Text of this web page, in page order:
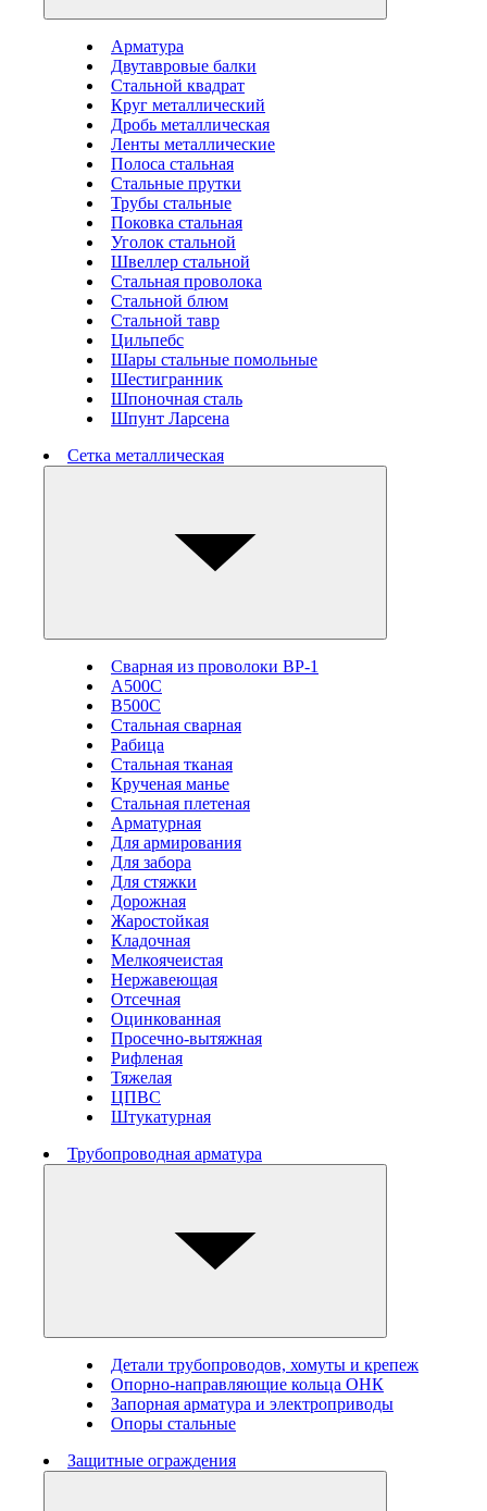
Арматура
Двутавровые балки
Стальной квадрат
Круг металлический
Дробь металлическая
Ленты металлические
Полоса стальная
Стальные прутки
Трубы стальные
Поковка стальная
Уголок стальной
Швеллер стальной
Стальная проволока
Стальной блюм
Стальной тавр
Цильпебс
Шары стальные помольные
Шестигранник
Шпоночная сталь
Шпунт Ларсена
Сетка металлическая
Сварная из проволоки ВР-1
А500С
В500С
Стальная сварная
Рабица
Стальная тканая
Крученая манье
Стальная плетеная
Арматурная
Для армирования
Для забора
Для стяжки
Дорожная
Жаростойкая
Кладочная
Мелкоячеистая
Нержавеющая
Отсечная
Оцинкованная
Просечно-вытяжная
Рифленая
Тяжелая
ЦПВС
Штукатурная
Трубопроводная арматура
Детали трубопроводов, хомуты и крепеж
Опорно-направляющие кольца ОНК
Запорная арматура и электроприводы
Опоры стальные
Защитные ограждения